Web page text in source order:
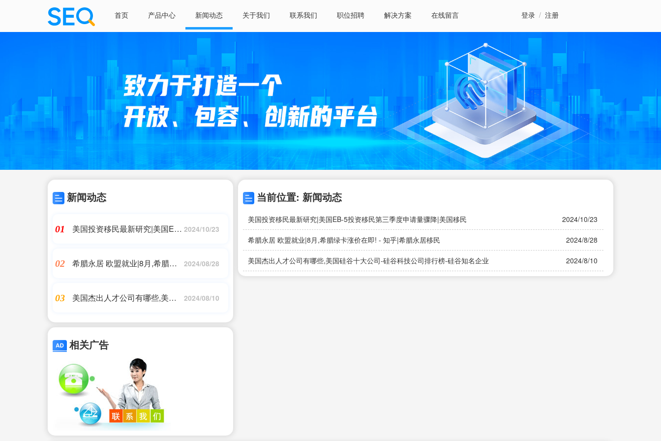
首页 产品中心 新闻动态 关于我们 联系我们 职位招聘 解决方案 在线留言 登录 / 注册
新闻动态
01
美国投资移民最新研究|美国EB- 2024/10/23
02
希腊永居 欧盟就业|8月,希腊绿
2024/08/28
03
美国杰出人才公司有哪些,美国
行榜-硅谷知名企业
2024/08/10
相关广告
当前位置: 新闻动态
美国投资移民最新研究|美国EB-5投资移民第三季度申请量骤降|美国移民 2024/10/23
希腊永居 欧盟就业|8月,希腊绿卡涨价在即! - 知乎|希腊永居移民 2024/8/28
美国杰出人才公司有哪些,美国硅谷十大公司-硅谷科技公司排行榜-硅谷知名企业 2024/8/10